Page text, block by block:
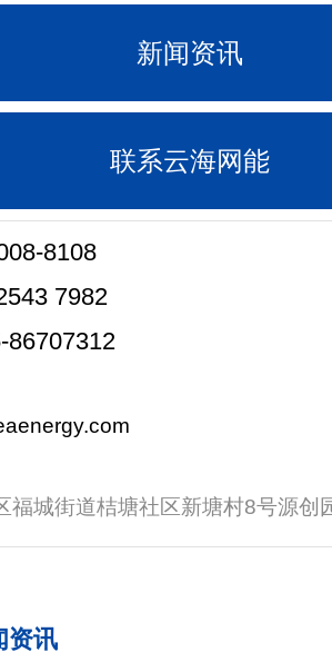
新闻资讯
联系云海网能
8108
7982
86707312
福城街道桔塘社区新塘村8号源创
资讯